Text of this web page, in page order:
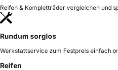
Reifen & Kompletträder vergleichen und
Rundum sorglos
Werkstattservice zum Festpreis einfach
Reifen